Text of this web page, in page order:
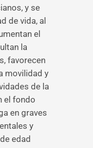
y se
de vida, al
el
la
favorecen
movilidad y
de la
el fondo
en graves
y
edad